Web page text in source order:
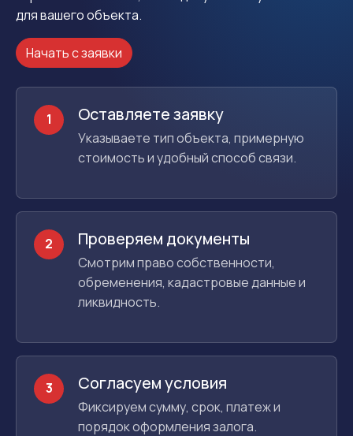
для вашего объекта.
Начать с заявки
1 Оставляете заявку
Указываете тип объекта, примерную
стоимость и удобный способ связи.
2 Проверяем документы
Смотрим право собственности,
обременения, кадастровые данные и
ликвидность.
3 Согласуем условия
Фиксируем сумму, срок, платеж и
порядок оформления залога.